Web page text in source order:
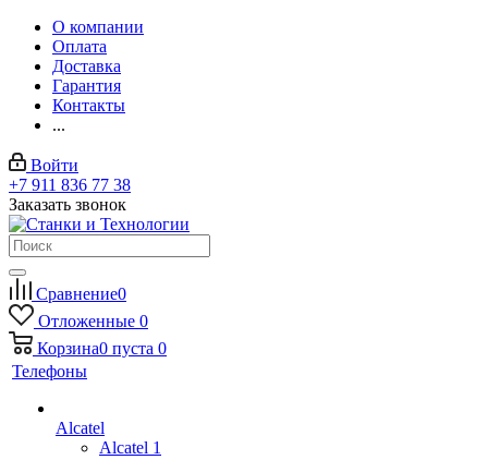
О компании
Оплата
Доставка
Гарантия
Контакты
...
Войти
+7 911 836 77 38
Заказать звонок
Сравнение0
Отложенные 0
Корзина0 пуста 0
Телефоны
Alcatel
Alcatel 1